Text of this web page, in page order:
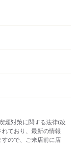
煙対策に関する法律(改
ており、最新の情報
すので、ご来店前に店